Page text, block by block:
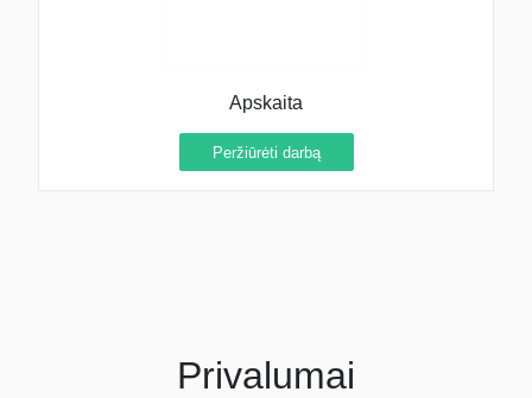
Apskaita
Peržiūrėti darbą
Privalumai